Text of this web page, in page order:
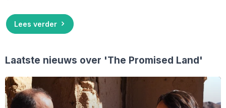
Lees verder
Laatste nieuws over 'The Promised Land'